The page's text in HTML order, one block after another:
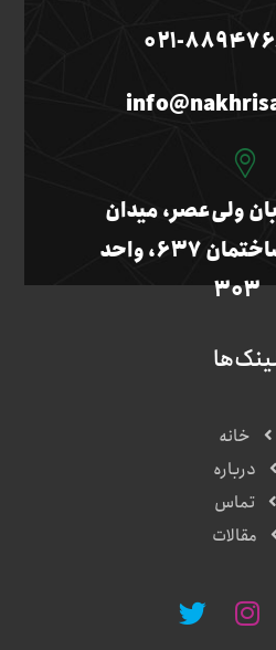
۸۸۹۴۷۶۶۵
ولی‌عصر، میدان
ولی‌عصر، ساختمان ۶۳۷، واحد
۳۰۳
خانه
درباره
تماس
مقالات